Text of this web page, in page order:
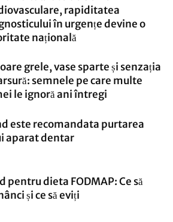
rapiditatea
în urgențe devine o
națională
grele, vase sparte și senzația
semnele pe care multe
le ignoră ani întregi
este recomandata purtarea
aparat dentar
pentru dieta FODMAP: Ce să
și ce să eviți